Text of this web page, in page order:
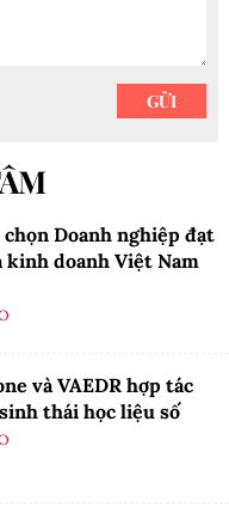
Doanh nghiệp đạt
kinh doanh Việt Nam
và VAEDR hợp tác
thái học liệu số